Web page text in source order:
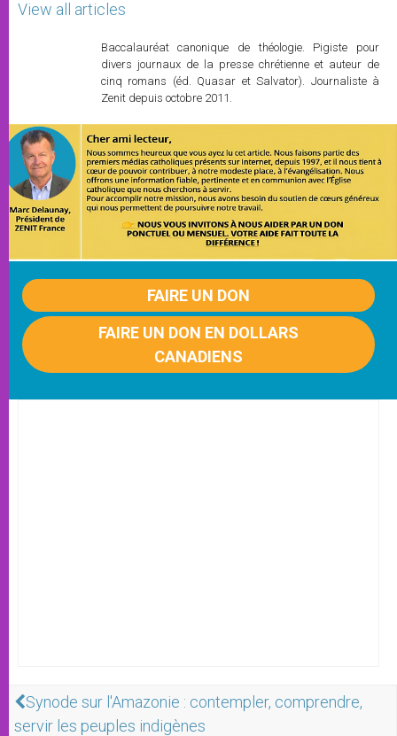
View all articles
Baccalauréat canonique de théologie. Pigiste pour
divers journaux de la presse chrétienne et auteur de
cinq romans (éd. Quasar et Salvator). Journaliste à
Zenit depuis octobre 2011.
FAIRE UN DON
FAIRE UN DON EN DOLLARS
CANADIENS
Synode sur l'Amazonie : contempler, comprendre,
servir les peuples indigènes